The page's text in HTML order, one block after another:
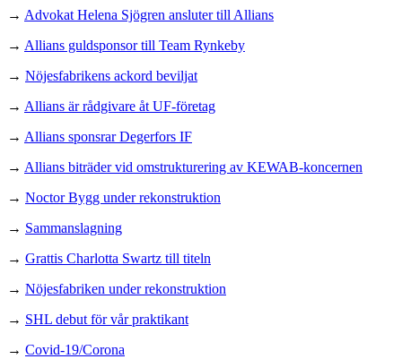
→ Advokat Helena Sjögren ansluter till Allians
→ Allians guldsponsor till Team Rynkeby
→ Nöjesfabrikens ackord beviljat
→ Allians är rådgivare åt UF-företag
→ Allians sponsrar Degerfors IF
→ Allians biträder vid omstrukturering av KEWAB-koncernen
→ Noctor Bygg under rekonstruktion
→ Sammanslagning
→ Grattis Charlotta Swartz till titeln
→ Nöjesfabriken under rekonstruktion
→ SHL debut för vår praktikant
→ Covid-19/Corona